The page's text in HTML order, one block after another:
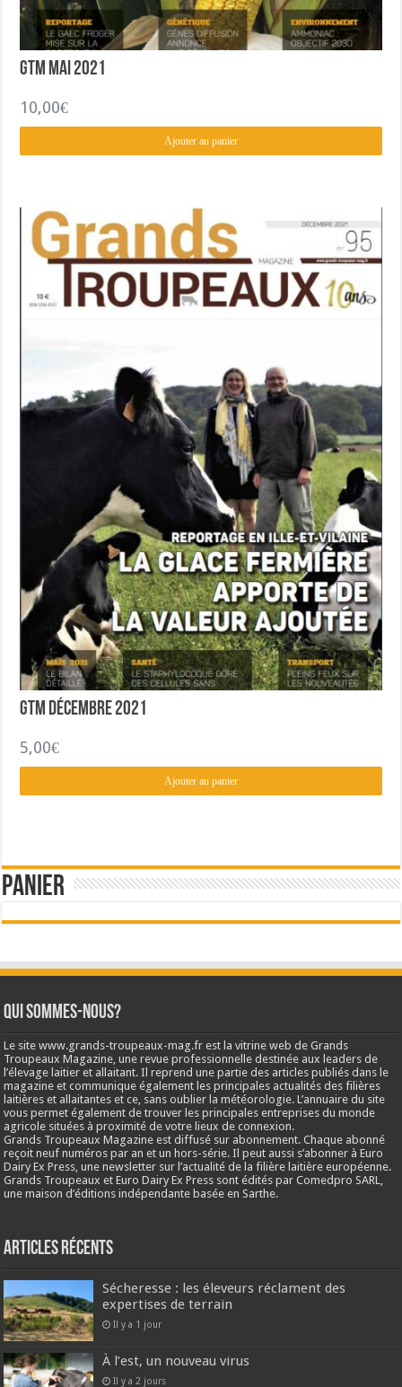
GTM mai 2021
10,00€
Ajouter au panier
GTM Décembre 2021
5,00€
Ajouter au panier
Panier
Qui sommes-nous?
Le site www.grands-troupeaux-mag.fr est la vitrine web de Grands
Troupeaux Magazine, une revue professionnelle destinée aux leaders de
l’élevage laitier et allaitant. Il reprend une partie des articles publiés dans le
magazine et communique également les principales actualités des filières
laitières et allaitantes et ce, sans oublier la météorologie. L’annuaire du site
vous permet également de trouver les principales entreprises du monde
agricole situées à proximité de votre lieux de connexion.
Grands Troupeaux Magazine est diffusé sur abonnement. Chaque abonné
reçoit neuf numéros par an et un hors-série. Il peut aussi s’abonner à Euro
Dairy Ex Press, une newsletter sur l’actualité de la filière laitière européenne.
Grands Troupeaux et Euro Dairy Ex Press sont édités par Comedpro SARL,
une maison d’éditions indépendante basée en Sarthe.
Articles récents
Sécheresse : les éleveurs réclament des
expertises de terrain
Il y a 1 jour
À l’est, un nouveau virus
Il y a 2 jours